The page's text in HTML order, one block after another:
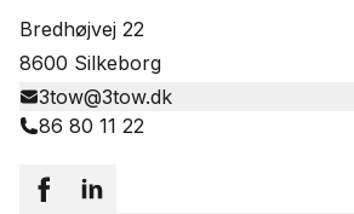
Bredhøjvej 22
8600 Silkeborg
3tow@3tow.dk
86 80 11 22